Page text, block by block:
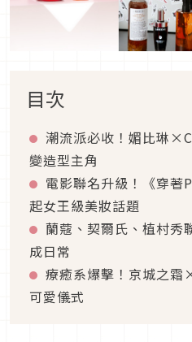
目次
潮流派必收！媚比琳
變造型主角
電影聯名升級！《穿著
起女王級美妝話題
蘭蔻、契爾氏、植村秀
成日常
療癒系爆擊！京城之
可愛儀式